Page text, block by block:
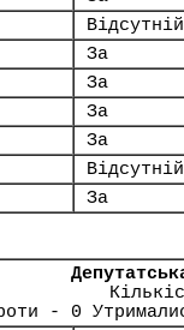
Відсутній
За
За
За
За
Відсутній
За
- 0